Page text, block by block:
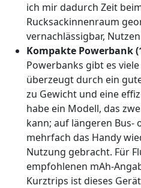
ich mir dadurch Zeit
Rucksackinnenraum
vernachlässigbar,
Kompakte Powerbank
Powerbanks gibt es
überzeugt durch ein
zu Gewicht und eine
habe ein Modell, das
kann; auf längeren
mehrfach das Handy
Nutzung gebracht. Für
empfohlenen mAh-
Kurztrips ist dieses